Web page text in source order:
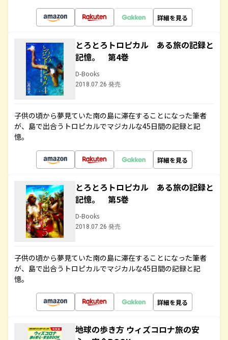
詳細を見る
とろとろトロピカル ある旅の記録と
記憶。 第4巻
D-Books
2018.07.26 発売
子供の頃から夢見ていた南の島に滞在することになった筆者
が、島で出合うトロピカルでマジカルな45日間の記録と記
憶。
詳細を見る
とろとろトロピカル ある旅の記録と
記憶。 第5巻
D-Books
2018.07.26 発売
子供の頃から夢見ていた南の島に滞在することになった筆者
が、島で出合うトロピカルでマジカルな45日間の記録と記
憶。
詳細を見る
地球の歩き方 ウィズコロナ旅の安